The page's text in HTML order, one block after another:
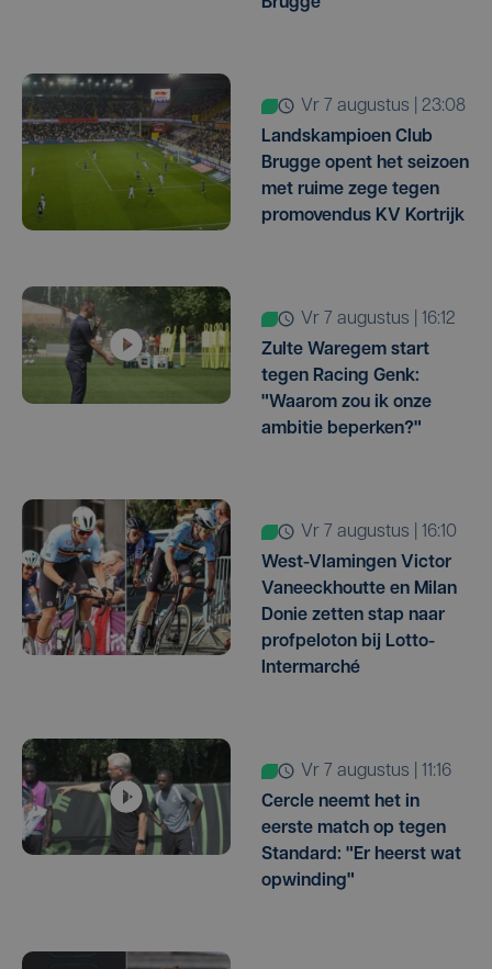
vr 7 augustus | 23:08
Landskampioen Club
Brugge opent het seizoen
met ruime zege tegen
promovendus KV Kortrijk
vr 7 augustus | 16:12
Zulte Waregem start
tegen Racing Genk:
"Waarom zou ik onze
ambitie beperken?"
vr 7 augustus | 16:10
West-Vlamingen Victor
Vaneeckhoutte en Milan
Donie zetten stap naar
profpeloton bij Lotto-
Intermarché
vr 7 augustus | 11:16
Cercle neemt het in
eerste match op tegen
Standard: "Er heerst wat
opwinding"